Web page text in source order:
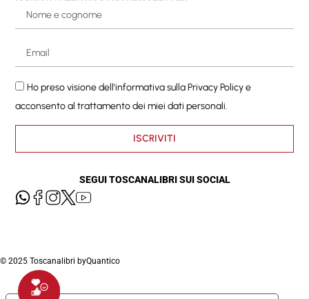
Ho preso visione dell'informativa sullaPrivacy Policye
acconsento al trattamento dei miei dati personali.
ISCRIVITI
SEGUI TOSCANALIBRI SUI SOCIAL
© 2025 Toscanalibri byQuantico